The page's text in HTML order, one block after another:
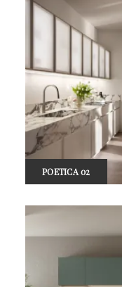
POETICA 02